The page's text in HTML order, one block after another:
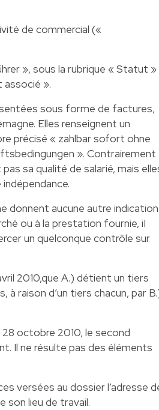
de commercial («
», sous la rubrique « Statut »
».
sous forme de factures,
Elles renseignent un
précisé « zahlbar sofort ohne
». Contrairement
sa qualité de salarié, mais
donnent aucune autre
ou à la prestation fournie, iI
un quelconque contrôle sur
2010,que A.) détient un tiers
raison d’un tiers chacun, par
28 octobre 2010, le second
Il ne résulte pas des éléments
versées au dossier l’adresse
son lieu de travail.